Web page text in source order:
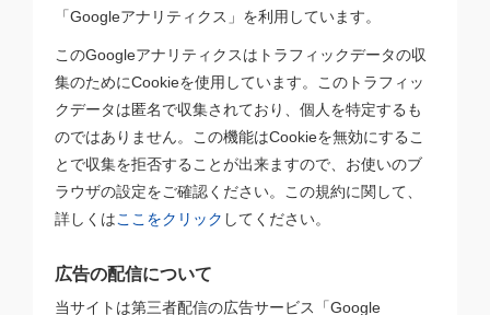
「Googleアナリティクス」を利用しています。
このGoogleアナリティクスはトラフィックデータの収
集のためにCookieを使用しています。このトラフィッ
クデータは匿名で収集されており、個人を特定するも
のではありません。この機能はCookieを無効にするこ
とで収集を拒否することが出来ますので、お使いのブ
ラウザの設定をご確認ください。この規約に関して、
詳しくはここをクリック してください。
広告の配信について
当サイトは第三者配信の広告サービス「Google